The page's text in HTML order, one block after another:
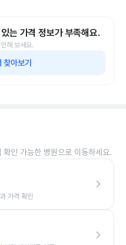
는 가격 정보가 부족해요.
해 보세요.
찾아보기
인 가능한 병원으로 이동하세요.
가격 확인